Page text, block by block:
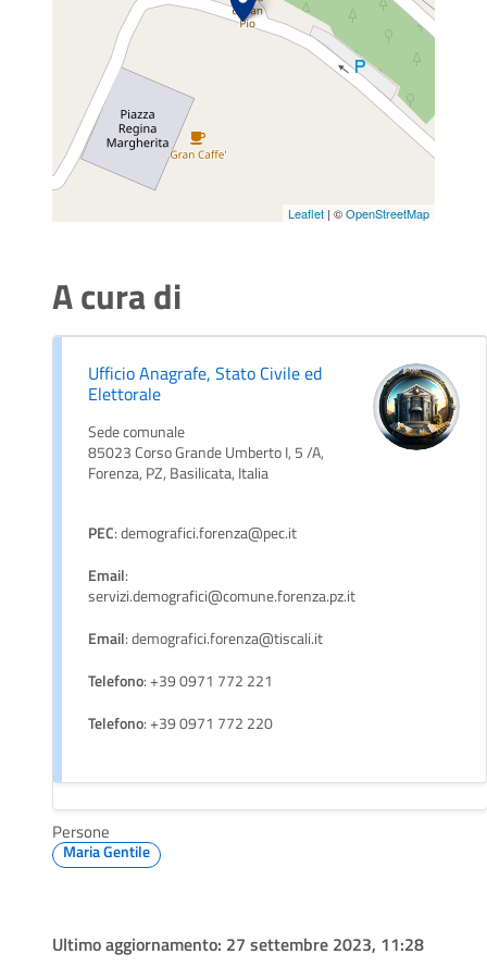
Leaflet | ©OpenStreetMap
A cura di
Ufficio Anagrafe, Stato Civile ed
Elettorale
Sede comunale
85023 Corso Grande Umberto I, 5 /A,
Forenza, PZ, Basilicata, Italia
PEC: demografici.forenza@pec.it
Email:
servizi.demografici@comune.forenza.pz.it
Email: demografici.forenza@tiscali.it
Telefono: +39 0971 772 221
Telefono: +39 0971 772 220
Persone
Maria Gentile
Ultimo aggiornamento: 27 settembre 2023, 11:28